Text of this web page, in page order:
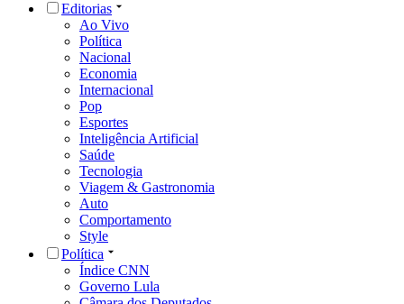
Editorias
Ao Vivo
Política
Nacional
Economia
Internacional
Pop
Esportes
Inteligência Artificial
Saúde
Tecnologia
Viagem & Gastronomia
Auto
Comportamento
Style
Política
Índice CNN
Governo Lula